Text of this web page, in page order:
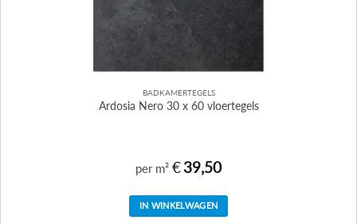
BADKAMERTEGELS
Ardosia Nero 30 x 60 vloertegels
per m² €39,50
IN WINKELWAGEN